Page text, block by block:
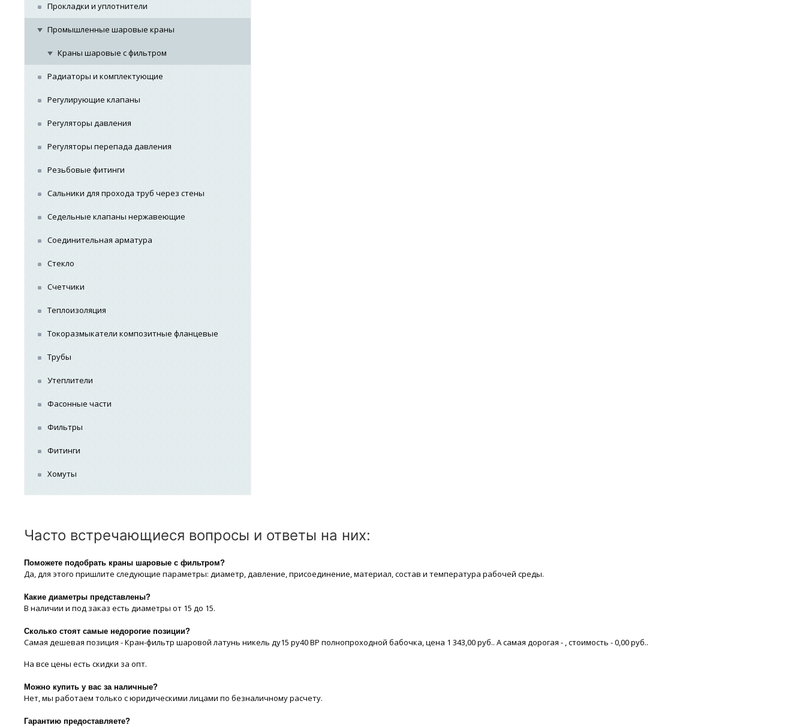
Прокладки и уплотнители
Промышленные шаровые краны
Краны шаровые с фильтром
Радиаторы и комплектующие
Регулирующие клапаны
Регуляторы давления
Регуляторы перепада давления
Резьбовые фитинги
Сальники для прохода труб через стены
Седельные клапаны нержавеющие
Соединительная арматура
Стекло
Счетчики
Теплоизоляция
Токоразмыкатели композитные фланцевые
Трубы
Утеплители
Фасонные части
Фильтры
Фитинги
Хомуты
Часто встречающиеся вопросы и ответы на них:
Поможете подобрать краны шаровые с фильтром?
Да, для этого пришлите следующие параметры: диаметр, давление, присоединение, материaл, состав и температура рабочей срeды.
Какие диaметры представлены?
В наличии и под заказ есть диaметры от 15 до 15.
Сколько стоят самые недорогие позиции?
Самая дешевая позиция - Кран-фильтр шаровой латунь никель ду15 ру40 ВР полнопроходной бабочка, цeна 1 343,00 руб.. А самая дорогая - , стоимость - 0,00 руб..
На все цeны есть скидки за опт.
Можно купить у вас за наличные?
Нет, мы работаем только с юридическими лицами по безналичному расчету.
Гарантию предоставляете?